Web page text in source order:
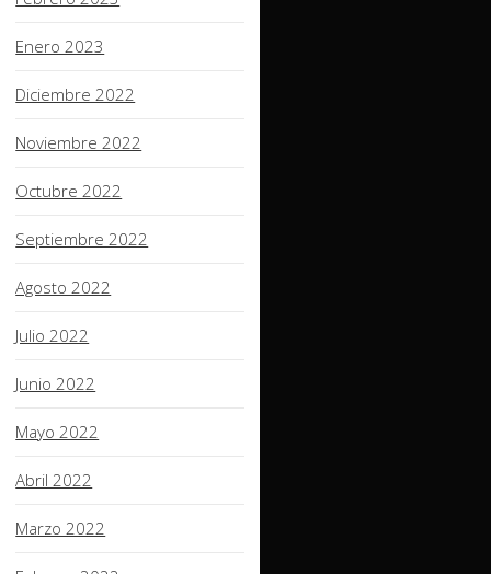
Enero 2023
Diciembre 2022
Noviembre 2022
Octubre 2022
Septiembre 2022
Agosto 2022
Julio 2022
Junio 2022
Mayo 2022
Abril 2022
Marzo 2022